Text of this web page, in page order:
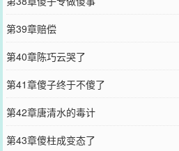
第39章赔偿
第40章陈巧云哭了
第41章傻子终于不傻了
第42章唐清水的毒计
第43章傻柱成变态了